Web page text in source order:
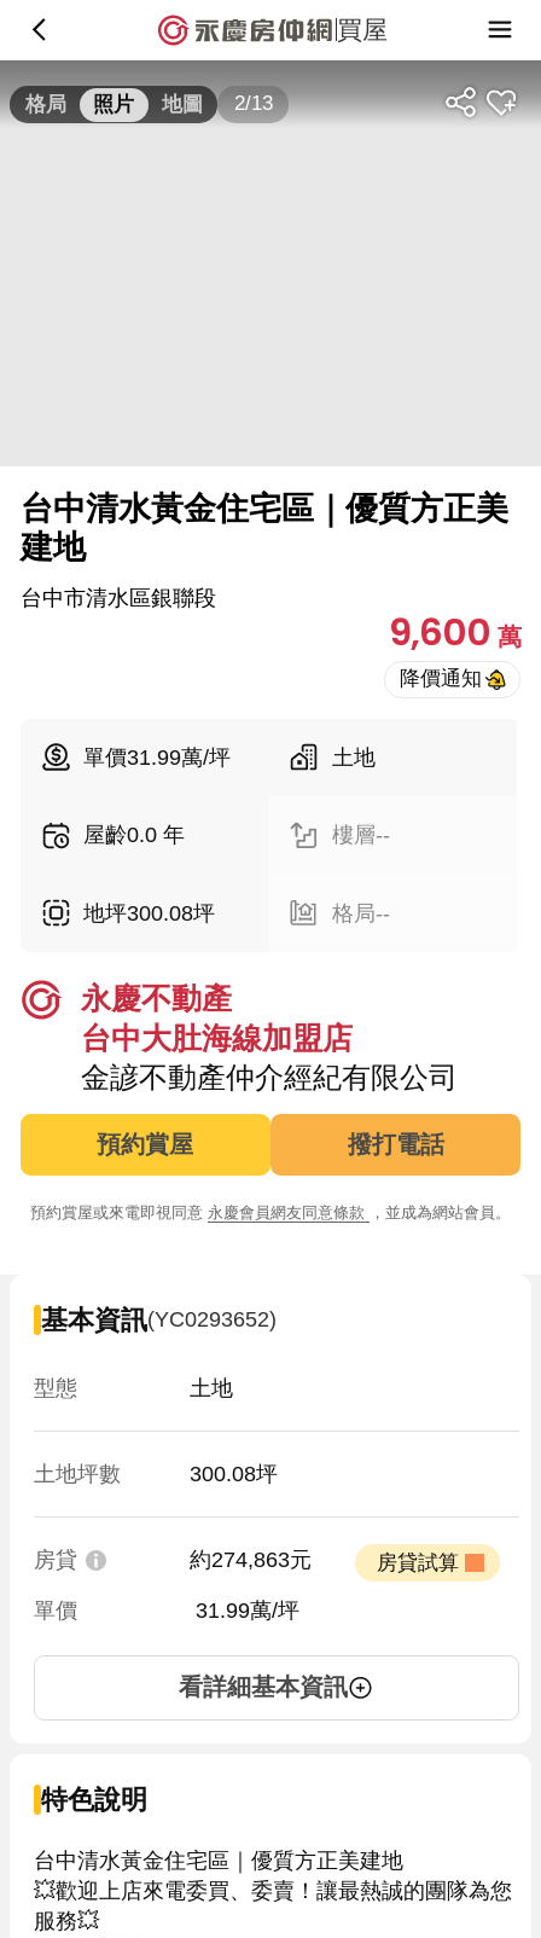
買屋
格局 照片 地圖 2/13
台中清水黃金住宅區｜優質方正美
建地
台中市清水區銀聯段
9,600萬
單價31.99萬/坪 土地
屋齡0.0 年 樓層--
地坪300.08坪 格局--
永慶不動產
台中大肚海線加盟店
金諺不動產仲介經紀有限公司
預約賞屋 撥打電話
預約賞屋或來電即視同意 永慶會員網友同意條款 ，並成為網站會員。
基本資訊(YC0293652)
型態 土地
土地坪數 300.08坪
房貸 約274,863元
單價 31.99萬/坪
看詳細基本資訊
特色說明
台中清水黃金住宅區｜優質方正美建地
💥歡迎上店來電委買、委賣！讓最熱誠的團隊為您
服務💥